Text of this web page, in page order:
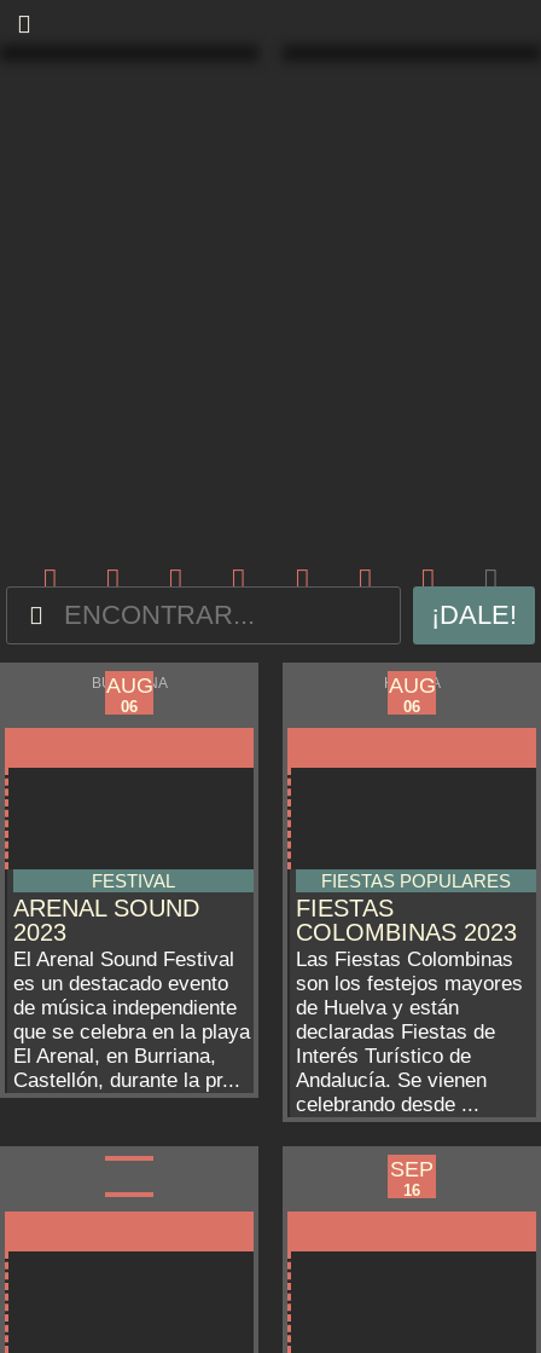
¡DALE!
BURRIANA
AUG
01
AUG
06
FESTIVAL
ARENAL SOUND
2023
El Arenal Sound Festival
es un destacado evento
de música independiente
que se celebra en la playa
El Arenal, en Burriana,
Castellón, durante la pr...
HUELVA
AUG
01
AUG
06
FIESTAS POPULARES
FIESTAS
COLOMBINAS 2023
Las Fiestas Colombinas
son los festejos mayores
de Huelva y están
declaradas Fiestas de
Interés Turístico de
Andalucía. Se vienen
celebrando desde ...
LUGO
SEP
15
SEP
16